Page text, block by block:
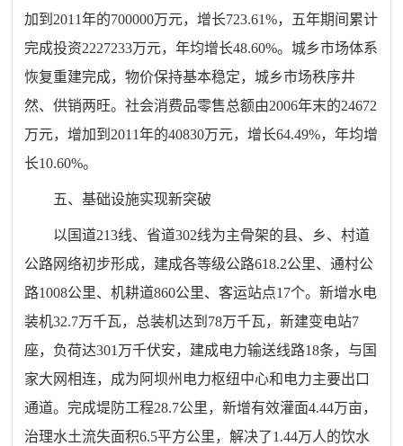
加到2011年的700000万元，增长723.61%，五年期间累计
完成投资2227233万元，年均增长48.60%。城乡市场体系
恢复重建完成，物价保持基本稳定，城乡市场秩序井
然、供销两旺。社会消费品零售总额由2006年末的24672
万元，增加到2011年的40830万元，增长64.49%，年均增
长10.60%。
五、基础设施实现新突破
以国道213线、省道302线为主骨架的县、乡、村道
公路网络初步形成，建成各等级公路618.2公里、通村公
路1008公里、机耕道860公里、客运站点17个。新增水电
装机32.7万千瓦，总装机达到78万千瓦，新建变电站7
座，负荷达301万千伏安，建成电力输送线路18条，与国
家大网相连，成为阿坝州电力枢纽中心和电力主要出口
通道。完成堤防工程28.7公里，新增有效灌面4.44万亩，
治理水土流失面积6.5平方公里，解决了1.44万人的饮水